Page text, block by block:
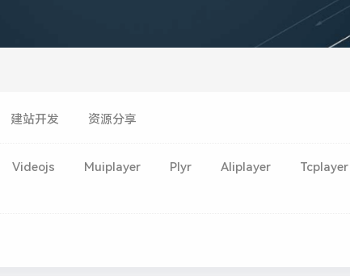
建站开发 资源分享
Videojs Muiplayer Plyr Aliplayer Tcplayer